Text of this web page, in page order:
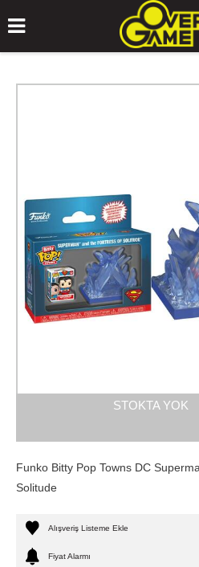
STOKTA YOK
Funko Bitty Pop Towns DC
Solitude
Alışveriş Listeme Ekle
Fiyat Alarmı